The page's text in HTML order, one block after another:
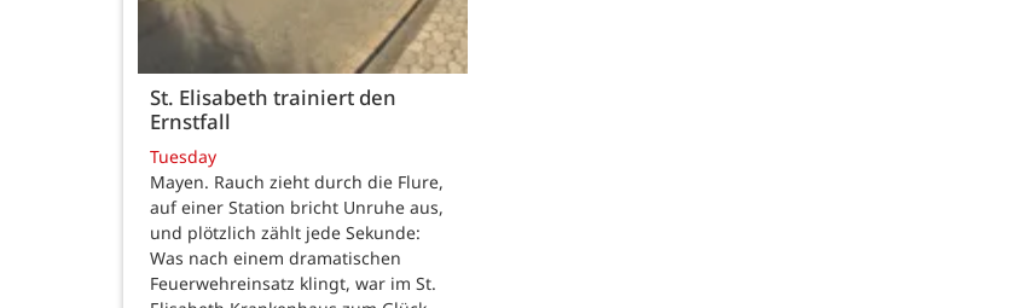
St. Elisabeth trainiert den
Ernstfall
Tuesday
Mayen. Rauch zieht durch die Flure,
auf einer Station bricht Unruhe aus,
und plötzlich zählt jede Sekunde:
Was nach einem dramatischen
Feuerwehreinsatz klingt, war im St.